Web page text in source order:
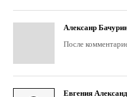
Алексанр
После
Евгения